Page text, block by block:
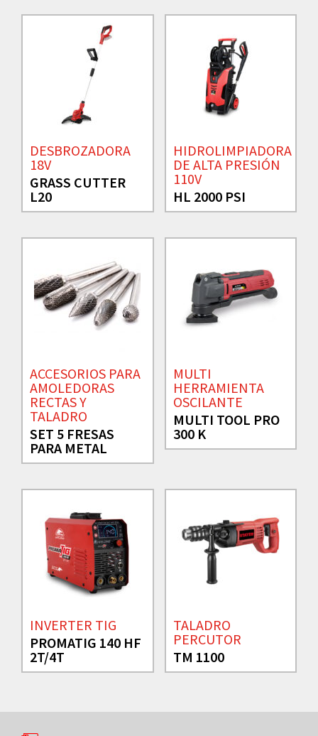
DESBROZADORA
18V
GRASS CUTTER
L20
HIDROLIMPIADORA
DE ALTA PRESIÓN
110V
HL 2000 PSI
ACCESORIOS PARA
AMOLEDORAS
RECTAS Y
TALADRO
SET 5 FRESAS
PARA METAL
MULTI
HERRAMIENTA
OSCILANTE
MULTI TOOL PRO
300 K
INVERTER TIG
PROMATIG 140 HF
2T/4T
TALADRO
PERCUTOR
TM 1100